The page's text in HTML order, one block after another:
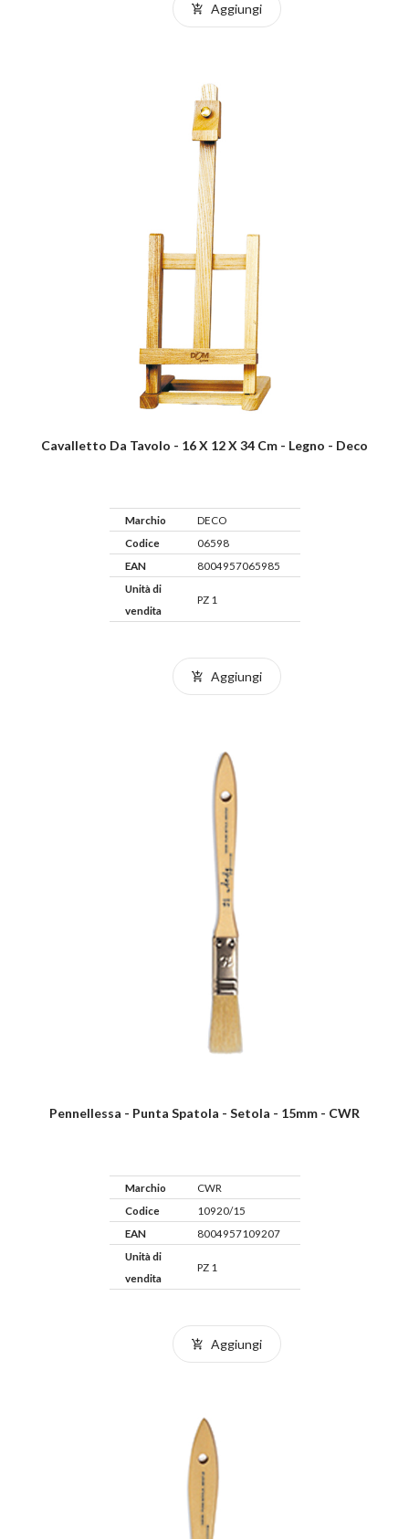
Aggiungi
Cavalletto Da Tavolo - 16 X 12 X 34 Cm - Legno - Deco
Marchio
DECO
Codice
06598
EAN
8004957065985
Unità di
vendita
PZ 1
Aggiungi
Pennellessa - Punta Spatola - Setola - 15mm - CWR
Marchio
CWR
Codice
10920/15
EAN
8004957109207
Unità di
vendita
PZ 1
Aggiungi